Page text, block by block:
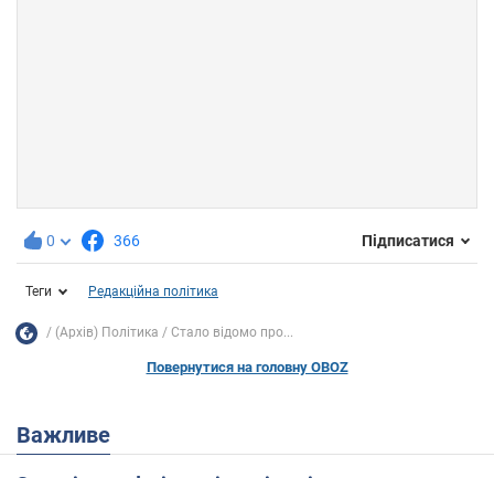
0 366 Підписатися
Теги Редакційна політика
(Архів) Політика Стало відомо про...
Повернутися на головну OBOZ
Важливе